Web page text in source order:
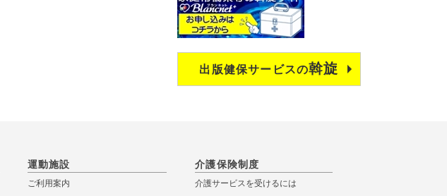
出版健保サービスの斡旋
運動施設
ご利用案内
介護保険制度
介護サービスを受けるには